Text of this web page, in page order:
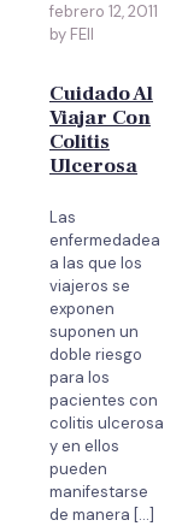
febrero 12, 2011
by FEII
Cuidado Al
Viajar Con
Colitis
Ulcerosa
Las
enfermedadea
a las que los
viajeros se
exponen
suponen un
doble riesgo
para los
pacientes con
colitis ulcerosa
y en ellos
pueden
manifestarse
de manera […]